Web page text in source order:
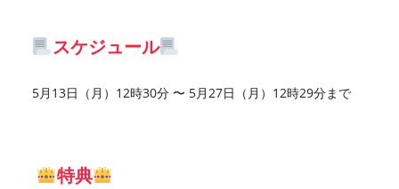
スケジュール
5月13日（月）12時30分 〜 5月27日（月）12時29分まで
特典